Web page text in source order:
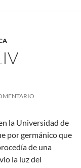
la Universidad de
por germánico que
de una
la luz del